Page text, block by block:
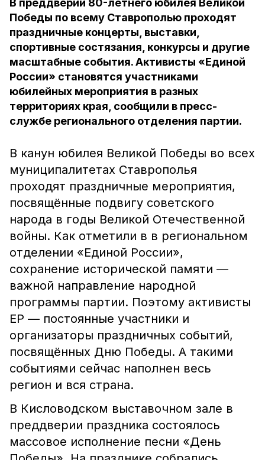
В преддверии 80-летнего юбилея Великой
Победы по всему Ставрополью проходят
праздничные концерты, выставки,
спортивные состязания, конкурсы и другие
масштабные события. Активисты «Единой
России» становятся участниками
юбилейных мероприятия в разных
территориях края, сообщили в пресс-
службе регионального отделения партии.
В канун юбилея Великой Победы во всех
муниципалитетах Ставрополья
проходят праздничные мероприятия,
посвящённые подвигу советского
народа в годы Великой Отечественной
войны. Как отметили в в региональном
отделении «Единой России»,
сохранение исторической памяти —
важной направление народной
программы партии. Поэтому активисты
ЕР — постоянные участники и
организаторы праздничных событий,
посвящённых Дню Победы. А такими
событиями сейчас наполнен весь
регион и вся страна.
В Кисловодском выставочном зале в
преддверии праздника состоялось
массовое исполнение песни «День